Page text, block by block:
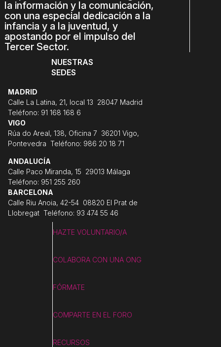
la información y la comunicación,
con una especial dedicación a la
infancia y a la juventud, y
apostando por el impulso del
Tercer Sector.
NUESTRAS
SEDES
MADRID
Calle La Latina, 21, local 13 28047 Madrid
Teléfono: 91 168 168 6
VIGO
Rúa do Areal, 138, Oficina 7 36201 Vigo,
Pontevedra Teléfono: 986 20 18 71
ANDALUCÍA
Calle Paco Miranda, 15 29013 Málaga
Teléfono: 951 255 260
BARCELONA
Calle Riu Anoia, 42-54 08820 El Prat de
Llobregat Teléfono: 93 474 55 46
HAZTE VOLUNTARIO/A
COLABORA CON UNA ONG
FÓRMATE
COMPARTE EN EL FORO
RECURSOS